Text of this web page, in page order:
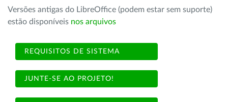
Versões antigas do LibreOffice (podem estar sem suporte)
estão disponíveis nos arquivos
REQUISITOS DE SISTEMA
JUNTE-SE AO PROJETO!